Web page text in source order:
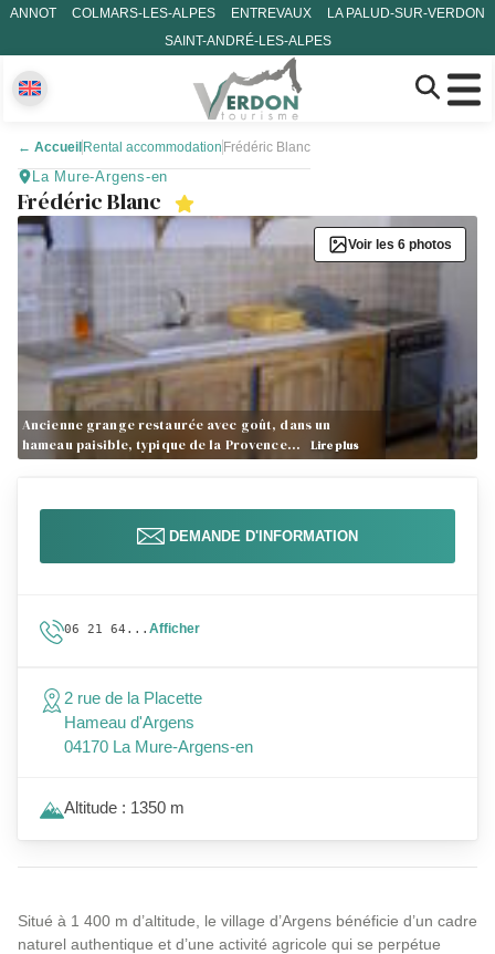
ANNOT COLMARS-LES-ALPES ENTREVAUX
LA PALUD-SUR-VERDON
SAINT-ANDRÉ-LES-ALPES
← Accueil Rental accommodation Frédéric Blanc
La Mure-Argens-en
Frédéric Blanc
Ancienne grange restaurée avec goût, dans un
hameau paisible, typique de la Provence…
Lire plus
Voir les 6 photos
Situé à 1 400 m d’altitude, le village d’Argens bénéficie d’un cadre
naturel authentique et d’une activité agricole qui se perpétue
DEMANDE D'INFORMATION
06 21 64... Afficher
2 rue de la Placette
Hameau d'Argens
04170 La Mure-Argens-en
Altitude : 1350 m